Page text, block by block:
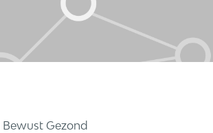
Bewust Gezond